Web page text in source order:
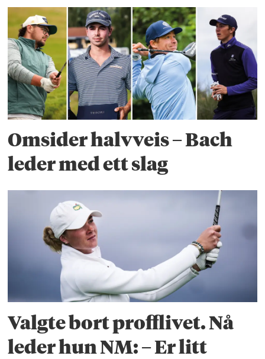
Omsider halvveis – Bach
leder med ett slag
Valgte bort profflivet. Nå
leder hun NM: – Er litt